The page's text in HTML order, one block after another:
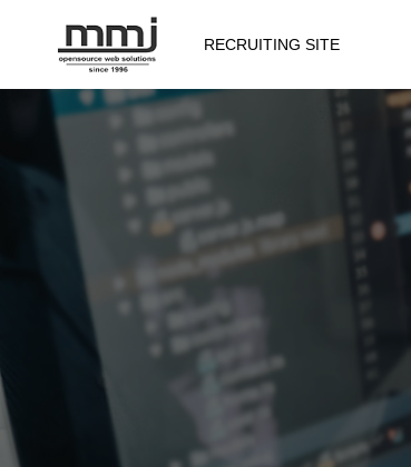
RECRUITING SITE
会社を知る
仕事を知る